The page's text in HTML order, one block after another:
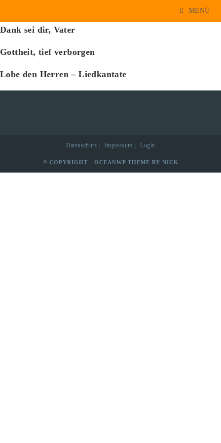
springen
MENÜ
Dank sei dir, Vater
Gottheit, tief verborgen
Lobe den Herren – Liedkantate
Datenschutz Impressum Login
© COPYRIGHT - OCEANWP THEME BY NICK